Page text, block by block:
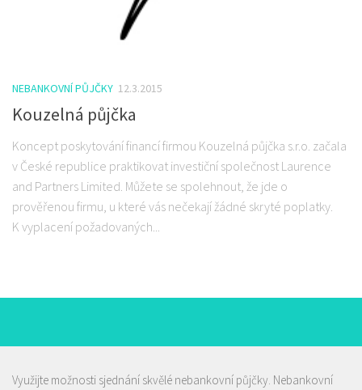
NEBANKOVNÍ PŮJČKY 12.3.2015
Kouzelná půjčka
Koncept poskytování financí firmou Kouzelná půjčka s.r.o. začala
v České republice praktikovat investiční společnost Laurence
and Partners Limited. Můžete se spolehnout, že jde o
prověřenou firmu, u které vás nečekají žádné skryté poplatky.
K vyplacení požadovaných...
Využijte možnosti sjednání skvělé nebankovní půjčky. Nebankovní